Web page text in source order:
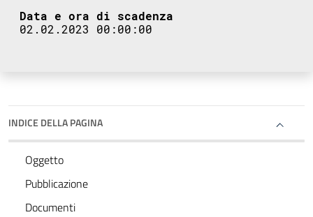
Data e ora di scadenza
02.02.2023 00:00:00
INDICE DELLA PAGINA
Oggetto
Pubblicazione
Documenti